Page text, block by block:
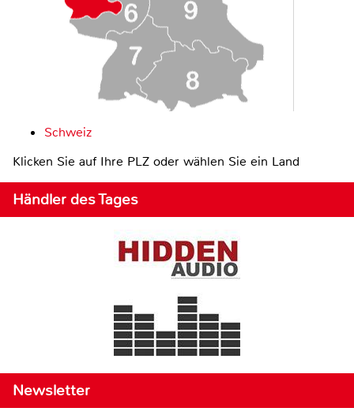
Schweiz
Klicken Sie auf Ihre PLZ oder wählen Sie ein Land
Händler des Tages
Newsletter